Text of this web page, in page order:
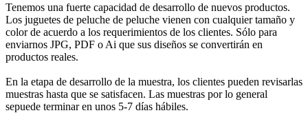
Tenemos una fuerte capacidad de desarrollo de nuevos productos.
Los juguetes de peluche de peluche vienen con cualquier tamaño y
color de acuerdo a los requerimientos de los clientes. Sólo para
enviarnos JPG, PDF o Ai que sus diseños se convertirán en
productos reales.
En la etapa de desarrollo de la muestra, los clientes pueden revisarlas
muestras hasta que se satisfacen. Las muestras por lo general
sepuede terminar en unos 5-7 días hábiles.